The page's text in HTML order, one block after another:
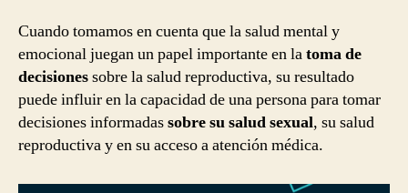
Cuando tomamos en cuenta que la salud mental y
emocional juegan un papel importante en latoma de
decisionessobre la salud reproductiva, su resultado
puede influir en la capacidad de una persona para tomar
decisiones informadassobre su salud sexual, su salud
reproductiva y en su acceso a atención médica.